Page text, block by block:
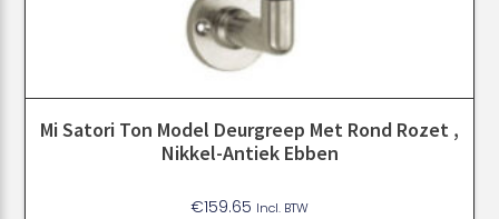
Mi Satori Ton Model Deurgreep Met Rond Rozet ,
Nikkel-Antiek Ebben
€159.65 Incl. BTW